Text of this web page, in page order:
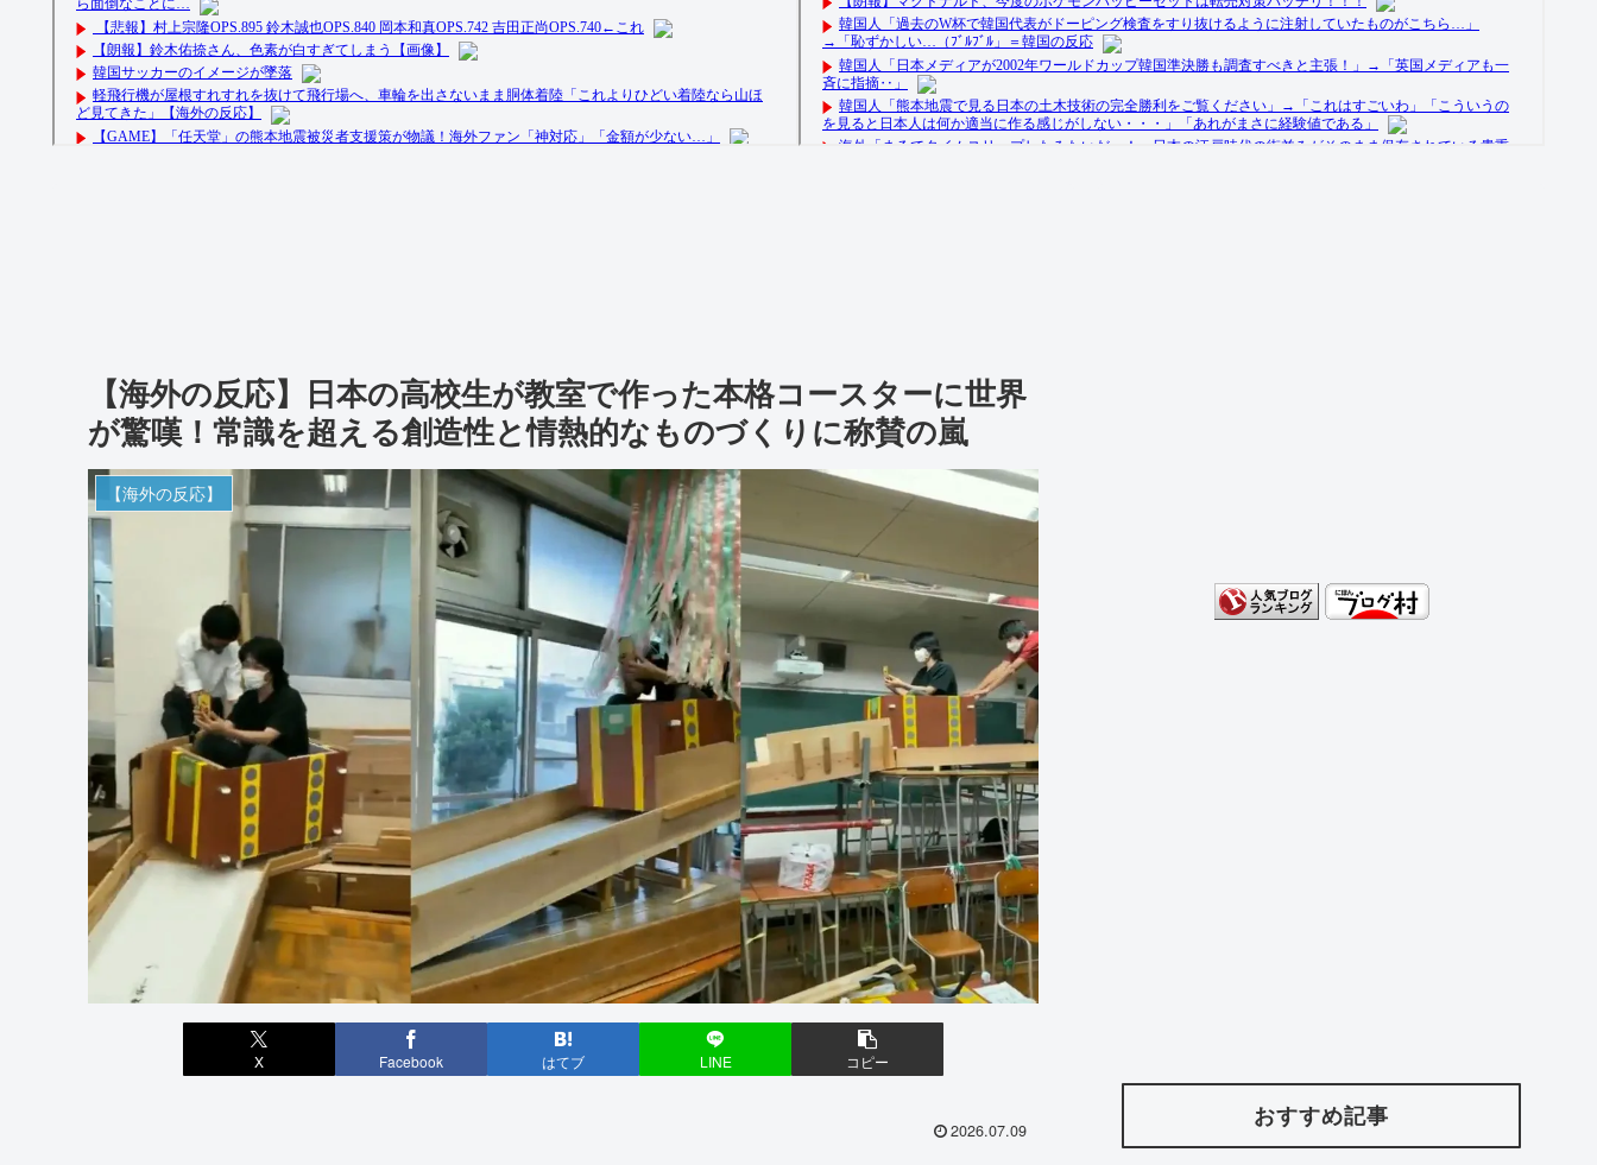
【海外の反応】日本の高校生が教室で作った本格コースターに世界
が驚嘆！常識を超える創造性と情熱的なものづくりに称賛の嵐
【海外の反応】
X Facebook はてブ LINE コピー
2026.07.09 おすすめ記事